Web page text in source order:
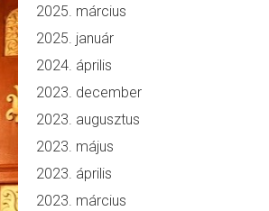
2025. március
2025. január
2024. április
2023. december
2023. augusztus
2023. május
2023. április
2023. március